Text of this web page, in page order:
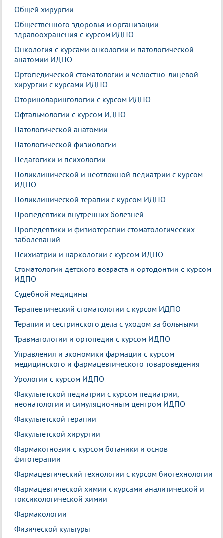
Общей хирургии
Общественного здоровья и организации
здравоохранения с курсом ИДПО
Онкология с курсами онкологии и патологической
анатомии ИДПО
Ортопедической стоматологии и челюстно-лицевой
хирургии с курсами ИДПО
Оториноларингологии с курсом ИДПО
Офтальмологии с курсом ИДПО
Патологической анатомии
Патологической физиологии
Педагогики и психологии
Поликлинической и неотложной педиатрии с курсом
ИДПО
Поликлинической терапии с курсом ИДПО
Пропедевтики внутренних болезней
Пропедевтики и физиотерапии стоматологических
заболеваний
Психиатрии и наркологии с курсом ИДПО
Стоматологии детского возраста и ортодонтии с курсом
ИДПО
Судебной медицины
Терапевтический стоматологии с курсом ИДПО
Терапии и сестринского дела с уходом за больными
Травматологии и ортопедии с курсом ИДПО
Управления и экономики фармации с курсом
медицинского и фармацевтического товароведения
Урологии с курсом ИДПО
Факультетской педиатрии с курсом педиатрии,
неонатологии и симуляционным центром ИДПО
Факультетской терапии
Факультетской хирургии
Фармакогнозии с курсом ботаники и основ
фитотерапии
Фармацевтический технологии с курсом биотехнологии
Фармацевтической химии с курсами аналитической и
токсикологической химии
Фармакологии
Физической культуры